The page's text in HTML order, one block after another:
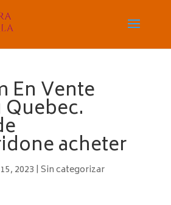
En Vente
acheter
2023 | Sin categorizar